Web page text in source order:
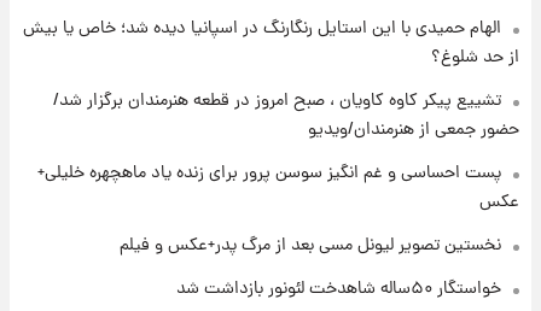
پدر+عکس و فیلم
۲۳ ساعت پیش
استوری مرموز محمدحسین میثاقی با موی
الهام حمیدی با این استایل رنگارنگ در اسپانیا دیده شد؛ خاص یا بیش
از حد شلوغ؟
تشییع پیکر کاوه کاویان ، صبح امروز در قطعه هنرمندان برگزار شد/
حضور جمعی از هنرمندان/ویدیو
پست احساسی و غم انگیز سوسن پرور برای زنده یاد ماهچهره خلیلی+
عکس
نخستین تصویر لیونل مسی بعد از مرگ پدر+عکس و فیلم
خواستگار ۵۰ساله شاهدخت لئونور بازداشت شد